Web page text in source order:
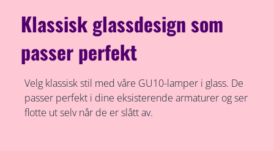
Klassisk glassdesign som
passer perfekt
Velg klassisk stil med våre GU10-lamper i glass. De
passer perfekt i dine eksisterende armaturer og ser
flotte ut selv når de er slått av.